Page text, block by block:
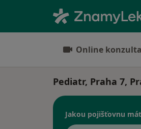
Online
Pediatr, Praha 7,
Jakou pojišťovnu